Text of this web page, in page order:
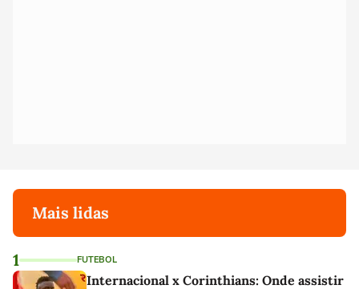
Mais lidas
1 FUTEBOL
Internacional x Corinthians: Onde assistir